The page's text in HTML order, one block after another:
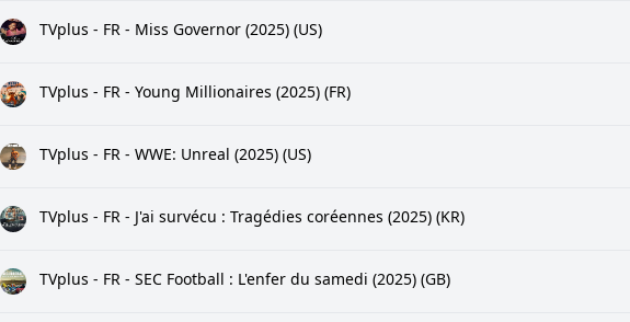
TVplus - FR - Miss Governor (2025) (US)
TVplus - FR - Young Millionaires (2025) (FR)
TVplus - FR - WWE: Unreal (2025) (US)
TVplus - FR - J'ai survécu : Tragédies coréennes (2025) (KR)
TVplus - FR - SEC Football : L'enfer du samedi (2025) (GB)